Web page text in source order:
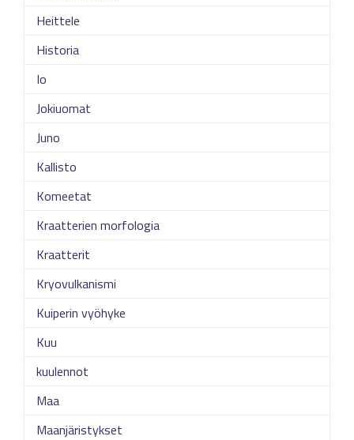
Heittele
Historia
Io
Jokiuomat
Juno
Kallisto
Komeetat
Kraatterien morfologia
Kraatterit
Kryovulkanismi
Kuiperin vyöhyke
Kuu
kuulennot
Maa
Maanjäristykset